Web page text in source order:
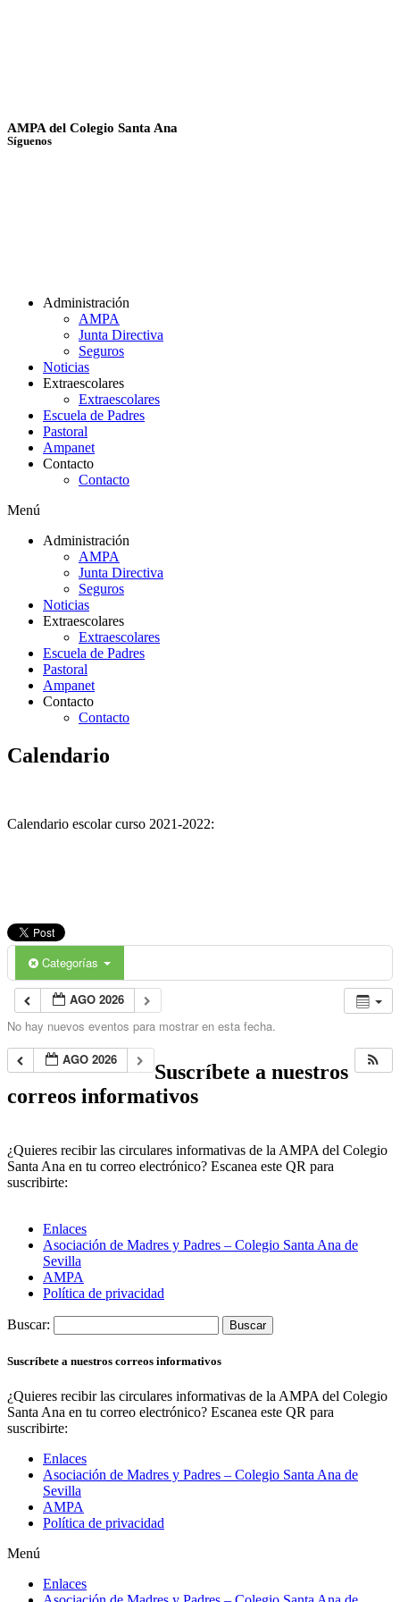
AMPA del Colegio Santa Ana
Síguenos
Administración
AMPA
Junta Directiva
Seguros
Noticias
Extraescolares
Extraescolares
Escuela de Padres
Pastoral
Ampanet
Contacto
Contacto
Menú
Administración
AMPA
Junta Directiva
Seguros
Noticias
Extraescolares
Extraescolares
Escuela de Padres
Pastoral
Ampanet
Contacto
Contacto
Calendario
Calendario escolar curso 2021-2022:
Categorías
AGO 2026
No hay nuevos eventos para mostrar en esta fecha.
AGO 2026
Suscríbete a nuestros
correos informativos
¿Quieres recibir las circulares informativas de la AMPA del Colegio
Santa Ana en tu correo electrónico? Escanea este QR para
suscribirte:
Enlaces
Asociación de Madres y Padres – Colegio Santa Ana de
Sevilla
AMPA
Política de privacidad
Buscar:
Suscríbete a nuestros correos informativos
¿Quieres recibir las circulares informativas de la AMPA del Colegio
Santa Ana en tu correo electrónico? Escanea este QR para
suscribirte:
Enlaces
Asociación de Madres y Padres – Colegio Santa Ana de
Sevilla
AMPA
Política de privacidad
Menú
Enlaces